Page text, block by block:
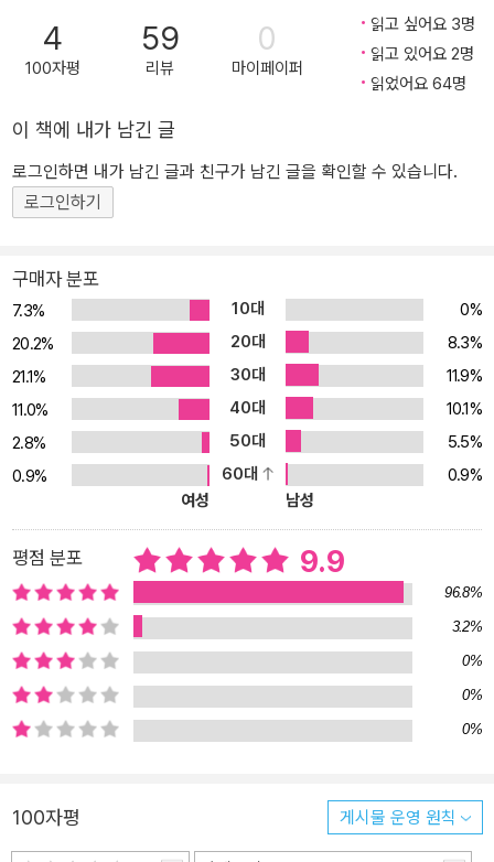
수학만 골라 구성한 책입니다. 중학 수학을 공부하는 데 필요 없는 초
등 수학 내용은 과감하게 생략하고, 덜 중요한 부분은 압축하여 빠르
게 훑고 넘어갑니다. 하지만 중학 수학에서 써먹는 중요한 부분은 더
욱 강화하여 많이 공부할 수 있게 구성했습니다! ■ 왜 중요한지, 중학
4개 영역(수와 연산, 도형과 측정, 규칙성, 자료와 가능성)별로 구성
했습니다. 그리고 단원마다 초등학교에서 배운 내용이 중학 수학으로
마나 중요한지 알면 스스로 개념을 정리하는 힘과 문제 해결 방법도
터득하게 될 것입니다! ■ 책 속의 선생님! ‘바빠 꿀팁’과 빠독이의 힌
트 기존의 총정리 책은 방대한 지식을 모아 놓기만 할 뿐, 그것을 공부
할 방법은 알려주지 않았습니다. 그래서 선생님께 의존하는 경우가
많았죠. 그러나 이 책은 선생님이 얼굴을 맞대고 알려주시는 것처럼
세세한 공부 팁까지 책 속에 담았습니다. 각 단계의 개념마다 친절한
설명과 함께 명강사의 노하우가 담긴 ‘꿀팁’이 있어서 혼자 공부해도
쉽게 이해할 수 있습니다. 또한 책 곳곳에서 알려주는 빠독이의 힌트
로 계산 실수도 줄일 수 있습니다. ■ ‘통과 문제’를 풀 수 있다면 중학
수학 공부 준비 끝! 각 단원의 마지막에는 ‘통과 문제’와 맞힌 개수에
따른 복습 방법을 제시했습니다. 문제를 풀어 보고, 내 실력에 맞게 효
과적으로 초등 수학을 복습하세요. 만약 통과 문제들을 다 풀 수 있다
면 중학 수학을 공부할 준비는 끝난 것입니다. 중학교 수학, 생각만 해
도 불안하죠? 하지만 초등학교에서 배운 수학의 기초가 튼튼하다면
중학교 수학도 얼마든지 잘할 수 있으니 걱정하지 마세요. ‘바빠 초등
수학 총정리’가 바쁜 예비 중1 여러분을 도와드리겠습니다. 이 책으로
초등 수학 필수 개념을 총정리하고 넘어가 보세요!
4
100자평
59
리뷰
0
마이페이퍼
읽고 싶어요 3명
읽고 있어요 2명
읽었어요 64명
이 책에 내가 남긴 글
로그인하면 내가 남긴 글과 친구가 남긴 글을 확인할 수 있습니다.
로그인하기
구매자 분포
7.3% 10대
0%
20.2%
20대
8.3%
21.1%
30대
11.9%
11.0%
40대
10.1%
2.8%
50대
5.5%
0.9%
60대
0.9%
여성
남성
평점 분포 9.9
96.8%
3.2%
0%
0%
0%
100자평 게시물 운영 원칙